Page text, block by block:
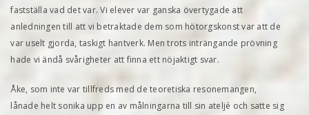
fastställa vad det var. Vi elever var ganska övertygade att
anledningen till att vi betraktade dem som hötorgskonst var att de
var uselt gjorda, taskigt hantverk. Men trots inträngande prövning
hade vi ändå svårigheter att finna ett nöjaktigt svar.
Åke, som inte var tillfreds med de teoretiska resonemangen,
lånade helt sonika upp en av målningarna till sin ateljé och satte sig